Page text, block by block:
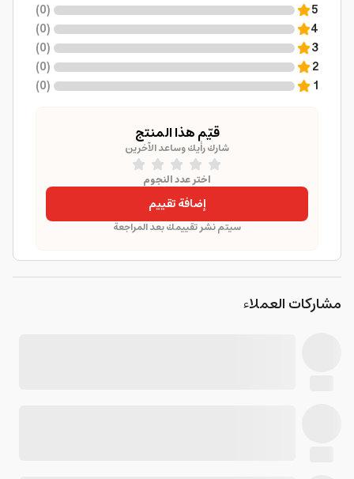
5
(
0
)
4
(
0
)
3
(
0
)
2
(
0
)
1
(
0
)
قيّم هذا المنتج
شارك رأيك وساعد الآخرين
اختر عدد النجوم
إضافة تقييم
سيتم نشر تقييمك بعد المراجعة
مشاركات العملاء